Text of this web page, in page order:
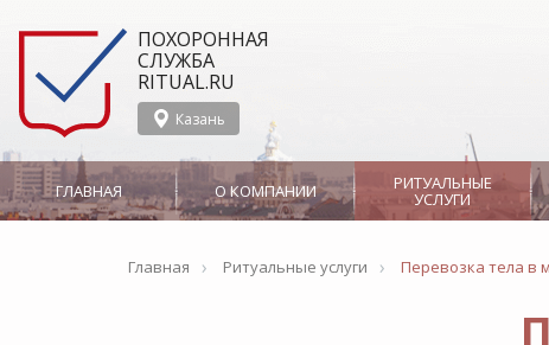
ПОХОРОННАЯ
СЛУЖБА
RITUAL.RU
Казань
ГЛАВНАЯ О КОМПАНИИ
О службе Ritual.ru в
Сотрудничество
РИТУАЛЬНЫЕ
УСЛУГИ
Организация
Главная › Ритуальные услуги › Перевозка тела в